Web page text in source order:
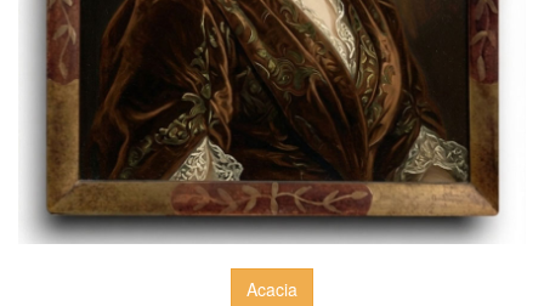
Acacia